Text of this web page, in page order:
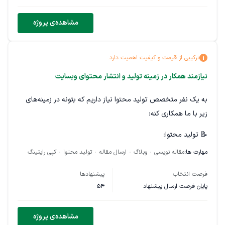
لطفاً در پیشنهاد خود نمونه‌کارهای مرتبط با ثبت شرکت، خدمات
مشاهده‌ی پروژه
ترکیبی از قیمت و کیفیت اهمیت دارد.
نیازمند همکار در زمینه تولید و انتشار محتوای وبسایت
به یک نفر متخصص تولید محتوا نیاز داریم که بتونه در زمینه‌های
زیر با ما همکاری کنه:
📝 تولید محتوا:
نگارش حداقل ۱۵ تا ۲۵ مقاله در ماه در حوزه لوازم آرایشی (سئو
فرندلی)
مهارت ها:مقاله نویسی وبلاگ ارسال مقاله تولید محتوا کپی رایتینگ
فرصت انتخاب
پایان فرصت ارسال پیشنهاد
پیشنهادها
54
مشاهده‌ی پروژه